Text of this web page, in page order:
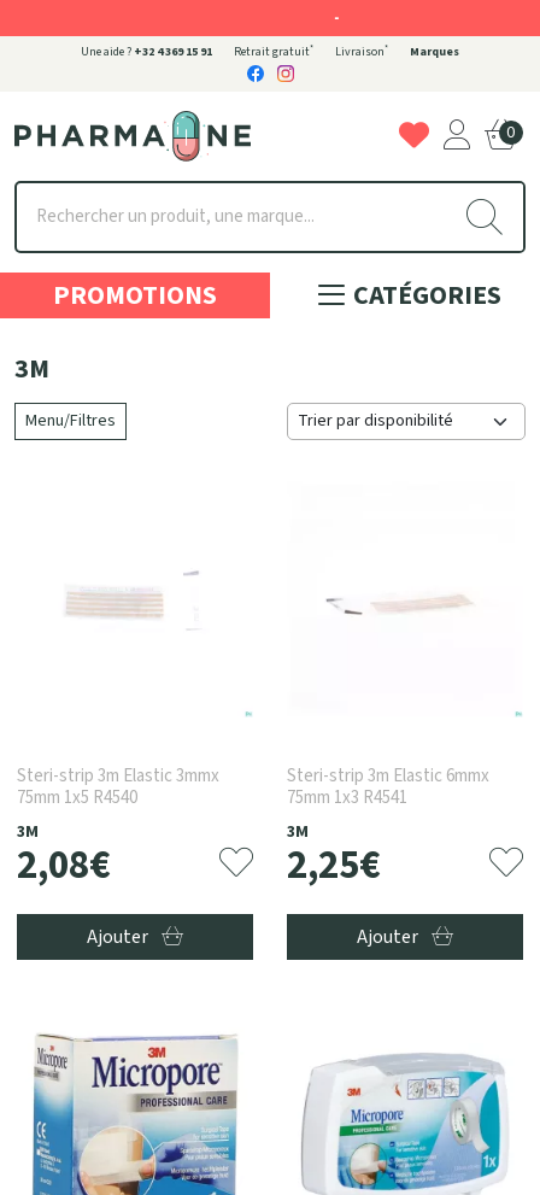
Une aide ? +32 4 369 15 91 Retrait gratuit* Livraison* Marques
Pharmaone Votre pharmacie en ligne à votre service
0
PROMOTIONS
CATÉGORIES
3M
Menu/Filtres
Steri-strip 3m Elastic 3mmx
75mm 1x5 R4540
3M
2,08€
Ajouter
Steri-strip 3m Elastic 6mmx
75mm 1x3 R4541
3M
2,25€
Ajouter